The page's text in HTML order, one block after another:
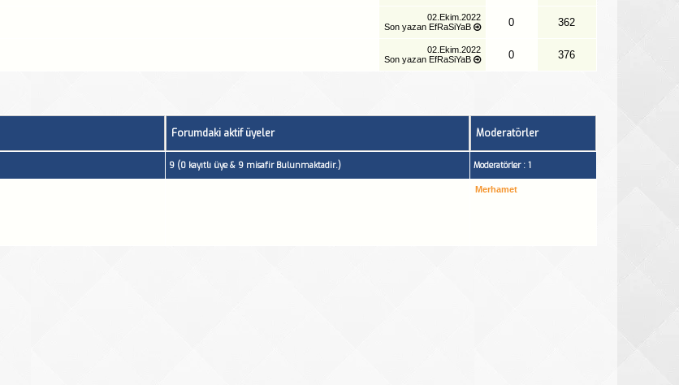
02.Ekim.2022
Son yazan EfRaSiYaB 0 362
02.Ekim.2022
Son yazan EfRaSiYaB 0 376
Forumdaki aktif üyeler Moderatörler
9 (0 kayıtlı üye & 9 misafir Bulunmaktadir.) Moderatörler : 1
Merhamet